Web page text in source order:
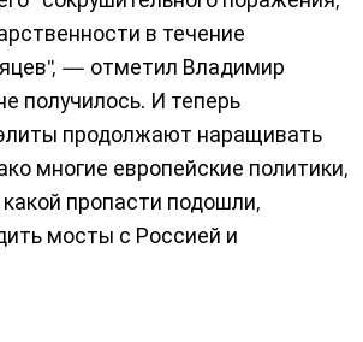
в течение
— отметил Владимир
получилось. И теперь
продолжают наращивать
многие европейские политики,
пропасти подошли,
мосты с Россией и